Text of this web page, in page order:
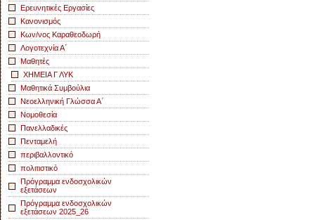
Ερευνητικές Εργασίες
Κανονισμός
Κων/νος Καραθεοδωρή
Λογοτεχνία Α΄
Μαθητές
ΧΗΜΕΙΑ Γ ΛΥΚ
Μαθητικά Συμβούλια
Νεοελληνική Γλώσσα Α΄
Νομοθεσία
Πανελλαδικές
Πενταμελή
περιβαλλοντικό
πολιτιστικό
Πρόγραμμα ενδοσχολικών
εξετάσεων
Πρόγραμμα ενδοσχολικών
εξετάσεων 2025_26